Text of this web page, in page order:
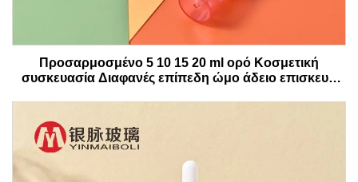
Προσαρμοσμένο 5 10 15 20 ml ορό Κοσμετική
συσκευασία Διαφανές επίπεδη ώμο άδειο επισκευή